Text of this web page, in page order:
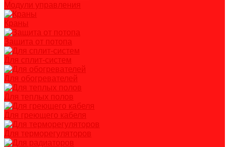
Модули управления
Краны
Защита от потопа
Для сплит-систем
Для обогревателей
Для теплых полов
Для греющего кабеля
Для терморегуляторов